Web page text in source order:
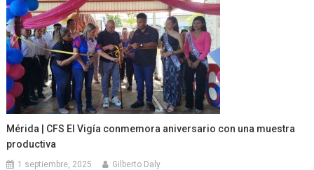
Mérida | CFS El Vigía conmemora aniversario con una muestra
productiva
1 septiembre, 2025 Gilberto Daly